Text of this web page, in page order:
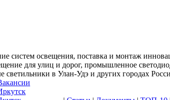
освещения, поставка и монтаж
для улиц и дорог, промышленное
в Улан-Удэ и других городах